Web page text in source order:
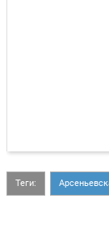
Теги: